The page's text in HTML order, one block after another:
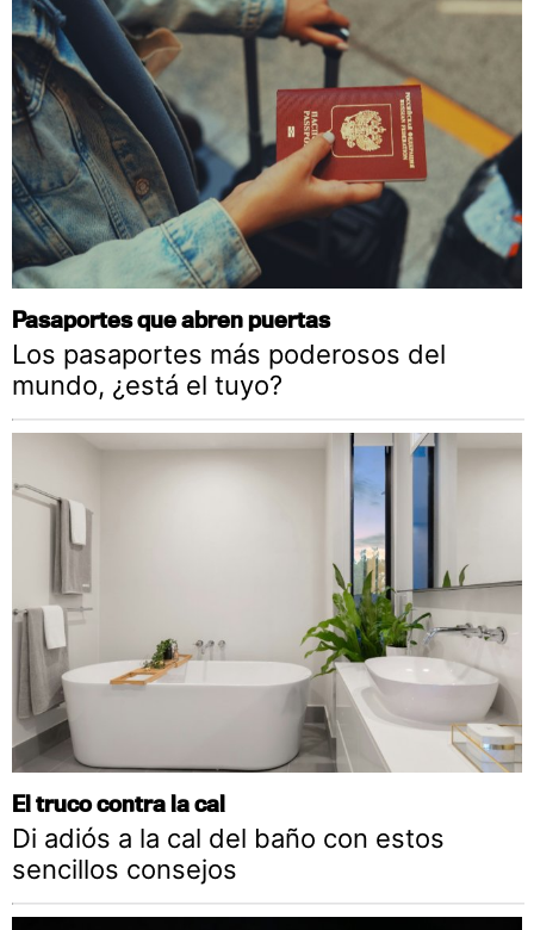
Pasaportes que abren puertas
Los pasaportes más poderosos del
mundo, ¿está el tuyo?
El truco contra la cal
Di adiós a la cal del baño con estos
sencillos consejos